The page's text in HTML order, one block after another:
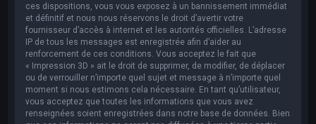
ces dispositions, vous vous exposez à un bannissement immédiat
et définitif et nous nous réservons le droit d’avertir votre
fournisseur d’accès à internet et les autorités officielles. L’adresse
IP de tous les messages est enregistrée afin d’aider au
renforcement de ces conditions. Vous acceptez le fait que
« Impression 3D » ait le droit de supprimer, de modifier, de déplacer
ou de verrouiller n’importe quel sujet et message à n’importe quel
moment si nous estimons cela nécessaire. En tant qu’utilisateur,
vous acceptez que toutes les informations que vous avez
renseignées soient enregistrées dans notre base de données. Bien